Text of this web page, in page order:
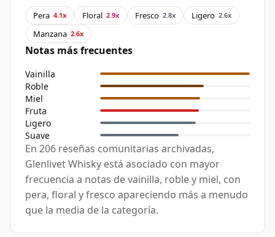
Pera 4.1x Floral 2.9x Fresco 2.8x Ligero 2.6x
Manzana 2.6x
Notas más frecuentes
Vainilla
Roble
Miel
Fruta
Ligero
Suave
En 206 reseñas comunitarias archivadas,
Glenlivet Whisky está asociado con mayor
frecuencia a notas de vainilla, roble y miel, con
pera, floral y fresco apareciendo más a menudo
que la media de la categoría.